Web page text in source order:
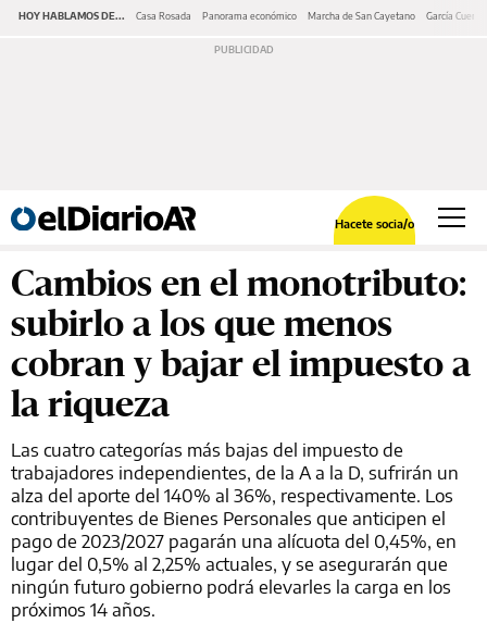
HOY HABLAMOS DE... Casa Rosada Panorama económico Marcha de San Cayetano García Cuerva
Hacete socia/o
Cambios en el monotributo:
subirlo a los que menos
cobran y bajar el impuesto a
la riqueza
Las cuatro categorías más bajas del impuesto de
trabajadores independientes, de la A a la D, sufrirán un
alza del aporte del 140% al 36%, respectivamente. Los
contribuyentes de Bienes Personales que anticipen el
pago de 2023/2027 pagarán una alícuota del 0,45%, en
lugar del 0,5% al 2,25% actuales, y se asegurarán que
ningún futuro gobierno podrá elevarles la carga en los
próximos 14 años.